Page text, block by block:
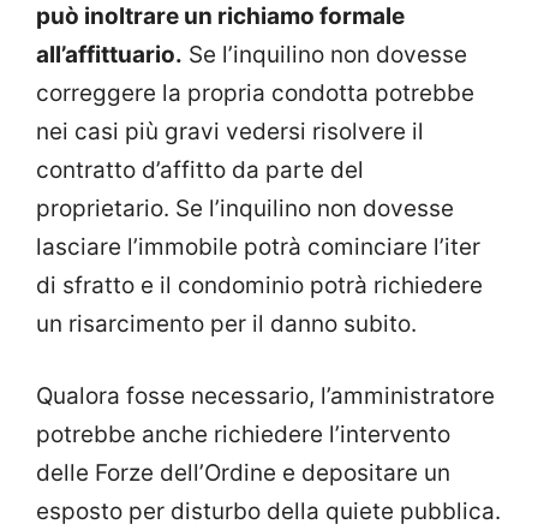
può inoltrare un richiamo formale
all’affittuario. Se l’inquilino non dovesse
correggere la propria condotta potrebbe
nei casi più gravi vedersi risolvere il
contratto d’affitto da parte del
proprietario. Se l’inquilino non dovesse
lasciare l’immobile potrà cominciare l’iter
di sfratto e il condominio potrà richiedere
un risarcimento per il danno subito.
Qualora fosse necessario, l’amministratore
potrebbe anche richiedere l’intervento
delle Forze dell’Ordine e depositare un
esposto per disturbo della quiete pubblica.